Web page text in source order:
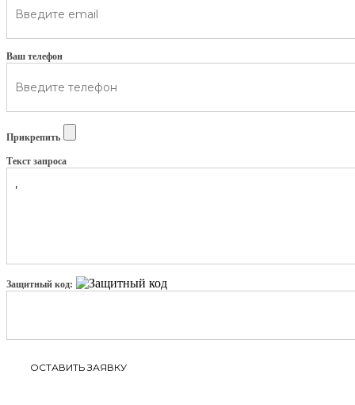
Ваш телефон
Прикрепить
Текст запроса
Защитный код: